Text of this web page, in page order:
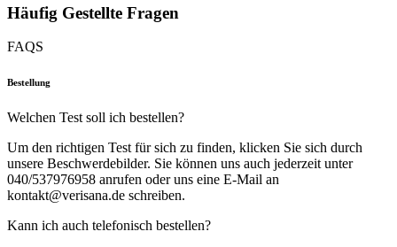
Häufig Gestellte Fragen
FAQS
Bestellung
Welchen Test soll ich bestellen?
Um den richtigen Test für sich zu finden, klicken Sie sich durch
unsere Beschwerdebilder. Sie können uns auch jederzeit unter
040/537976958 anrufen oder uns eine E-Mail an
kontakt@verisana.de schreiben.
Kann ich auch telefonisch bestellen?